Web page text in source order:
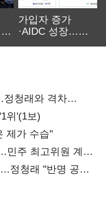
가입자 증가
·AIDC 성장…
정청래와 격차
위'(1보)
제가 수습"
민주 최고위원 계파
정청래 "반명 공세